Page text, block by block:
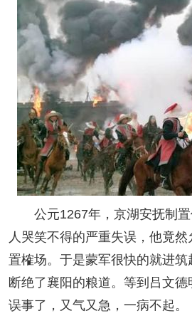
公元1267年，京湖安抚制置
人哭笑不得的严重失误，他竟
置榷场。于是蒙军很快的就进
断绝了襄阳的粮道。等到吕文
误事了，又气又急，一病不起。